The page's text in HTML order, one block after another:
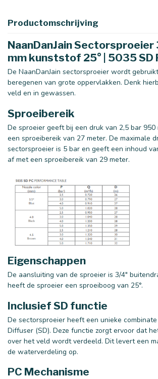
Productomschrijving
NaanDanJain
mm kunststof 25° | 5035 SD
De NaanDanJain sectorsproeier wordt
beregenen van grote oppervlakken. Denk
veld en in gewassen.
Sproeibereik
De sproeier geeft bij een druk van 2,5 bar 950
een sproeibereik van 27 meter. De maximale
sectorsproeier is 5 bar en geeft een inhoud
af met een sproeibereik van 29 meter.
Eigenschappen
De aansluiting van de sproeier is 3/4"
heeft de sproeier een sproeiboog van 25°.
Inclusief SD functie
De sectorsproeier heeft een unieke
Diffuser (SD). Deze functie zorgt ervoor dat
over het veld wordt verdeeld. Dit levert een
de waterverdeling op.
PC Mechanisme